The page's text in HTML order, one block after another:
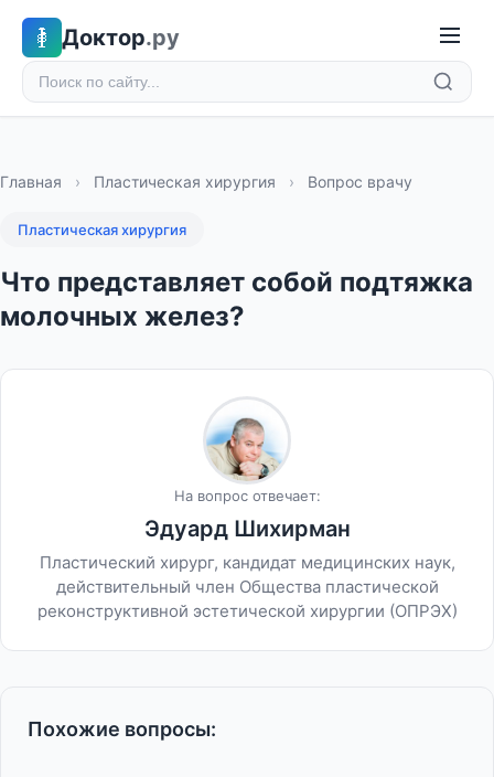
Доктор.ру
Главная › Пластическая хирургия › Вопрос врачу
Пластическая хирургия
Что представляет собой подтяжка
молочных желез?
На вопрос отвечает:
Эдуард Шихирман
Пластический хирург, кандидат медицинских наук,
действительный член Общества пластической
реконструктивной эстетической хирургии (ОПРЭХ)
Похожие вопросы: